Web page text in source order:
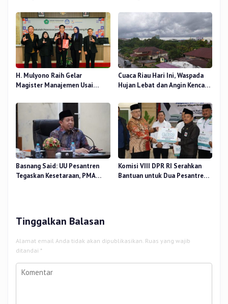
Nur, Besok
Pendidikan
H. Mulyono Raih Gelar
Magister Manajemen Usai
Terhadap Beban Kerja
Cuaca Riau Hari Ini, Waspada
Hujan Lebat dan Angin Kencang
Basnang Said: UU Pesantren
Tegaskan Kesetaraan, PMA
Komisi VIII DPR RI Serahkan
Bantuan untuk Dua Pesantren
Tinggalkan Balasan
Alamat email Anda tidak akan dipublikasikan. Ruas yang wajib
ditandai *